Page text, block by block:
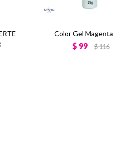
Color Gel
$ 99 $116